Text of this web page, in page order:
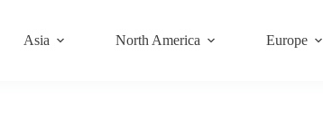
Asia North America Europe